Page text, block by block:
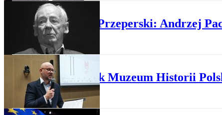
PUBLICYSTYKA
Michał Przeperski: Andrzej
PUBLICYSTYKA
Rzecznik Muzeum Historii